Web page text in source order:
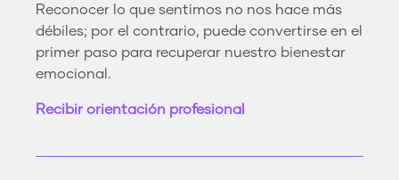
Reconocer lo que sentimos no nos hace más
débiles; por el contrario, puede convertirse en el
primer paso para recuperar nuestro bienestar
emocional.
Recibir orientación profesional